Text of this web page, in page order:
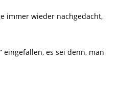
immer wieder nachgedacht,
eingefallen, es sei denn, man